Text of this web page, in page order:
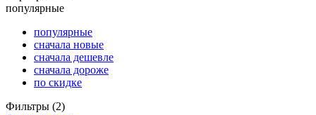
популярные
популярные
сначала новые
сначала дешевле
сначала дороже
по скидке
Фильтры (2)